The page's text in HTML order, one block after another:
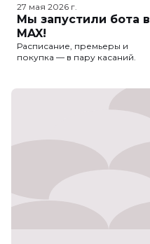
27 мая 2026 г.
Мы запустили бота в
MAX!
Расписание, премьеры и
покупка — в пару касаний.